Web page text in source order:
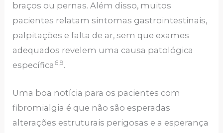
braços ou pernas. Além disso, muitos
pacientes relatam sintomas gastrointestinais,
palpitações e falta de ar, sem que exames
adequados revelem uma causa patológica
específica 6,9.
Uma boa notícia para os pacientes com
fibromialgia é que não são esperadas
alterações estruturais perigosas e a esperança